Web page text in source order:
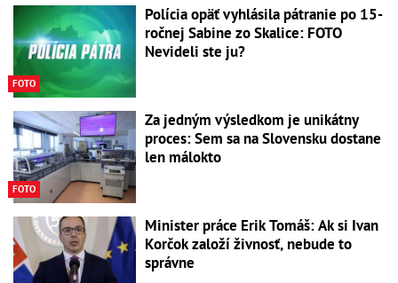
FOTO
Polícia opäť vyhlásila pátranie po 15-
ročnej Sabine zo Skalice: FOTO
Nevideli ste ju?
FOTO
Za jedným výsledkom je unikátny
proces: Sem sa na Slovensku dostane
len málokto
Minister práce Erik Tomáš: Ak si Ivan
Korčok založí živnosť, nebude to
správne